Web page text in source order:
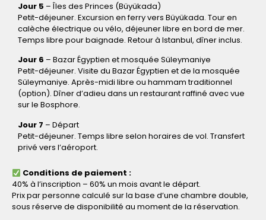
Jour 5 – Îles des Princes (Büyükada)
Petit-déjeuner. Excursion en ferry vers Büyükada. Tour en
calèche électrique ou vélo, déjeuner libre en bord de mer.
Temps libre pour baignade. Retour à Istanbul, dîner inclus.
Jour 6 – Bazar Égyptien et mosquée Süleymaniye
Petit-déjeuner. Visite du Bazar Égyptien et de la mosquée
Süleymaniye. Après-midi libre ou hammam traditionnel
(option). Dîner d’adieu dans un restaurant raffiné avec vue
sur le Bosphore.
Jour 7 – Départ
Petit-déjeuner. Temps libre selon horaires de vol. Transfert
privé vers l’aéroport.
Conditions de paiement :
40% à l’inscription – 60% un mois avant le départ.
Prix par personne calculé sur la base d’une chambre double,
sous réserve de disponibilité au moment de la réservation.